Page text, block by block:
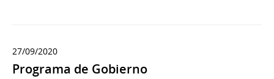
27/09/2020
Programa de Gobierno